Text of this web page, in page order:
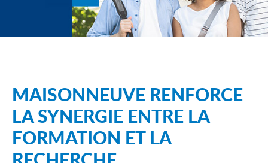
MAISONNEUVE RENFORCE
LA SYNERGIE ENTRE LA
FORMATION ET LA